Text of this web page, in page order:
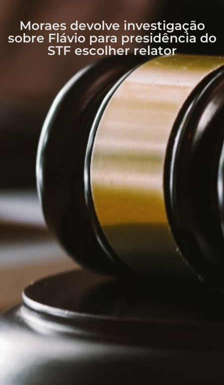
Moraes devolve investigação
sobre Flávio para presidência do
STF escolher relator